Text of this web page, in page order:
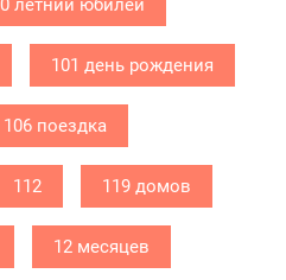
летний юбилей
101 день рождения
106 поездка
112 119 домов
12 месяцев